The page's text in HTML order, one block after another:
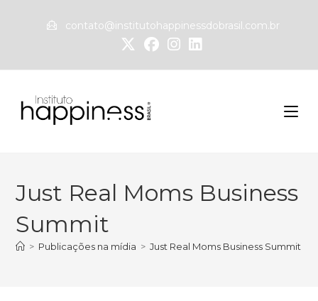
contato@institutohappinessdobrasil.com.br
Just Real Moms Business
Summit
> Publicações na mídia > Just Real Moms Business Summit